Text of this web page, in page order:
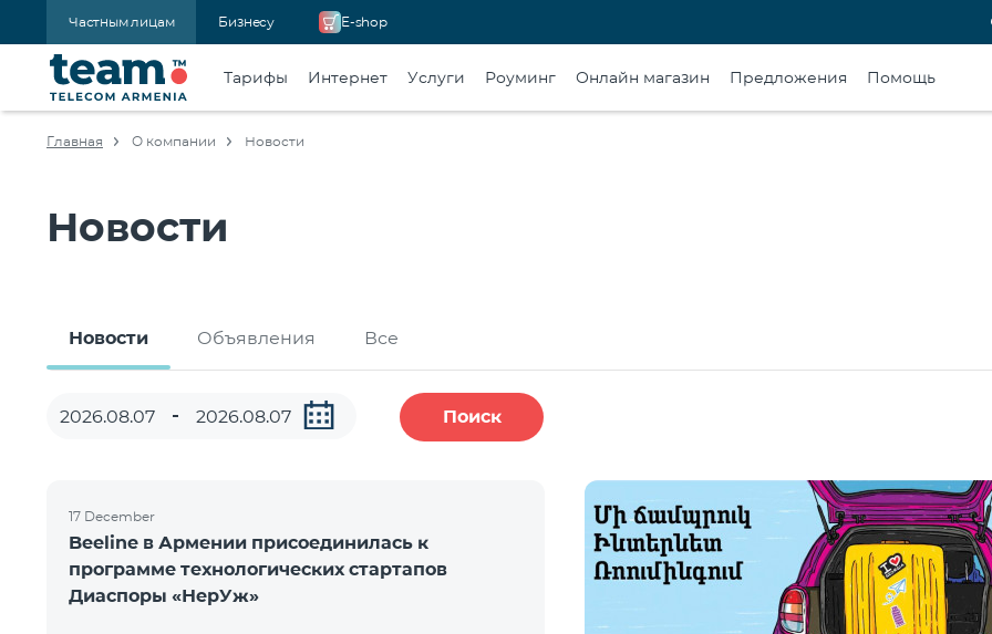
Частным лицам Бизнесу E-shop
Тарифы Интернет Услуги Роуминг Онлайн магазин Предложения Помощь
Главная О компании Новости
Новости
Новости Объявления Все
Поиск
17 December
Beeline в Армении присоединилась к
программе технологических стартапов
Диаспоры «НерУж»